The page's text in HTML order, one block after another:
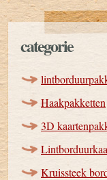
categorie
Haakpakketten
3D
Kruissteek